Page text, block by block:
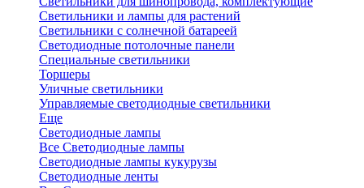
Светильники и лампы для растений
Светильники с солнечной батареей
Светодиодные потолочные панели
Специальные светильники
Торшеры
Уличные светильники
Управляемые светодиодные светильники
Еще
Светодиодные лампы
Все Светодиодные лампы
Светодиодные лампы кукурузы
Светодиодные ленты